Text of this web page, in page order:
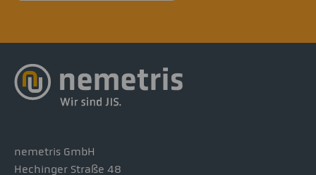
nemetris GmbH
Hechinger Straße 48